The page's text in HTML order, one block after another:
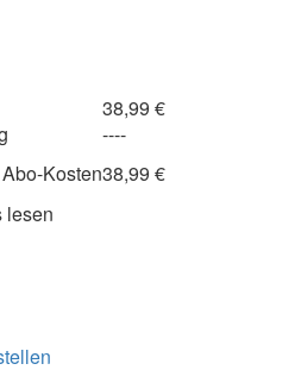
38,99 €
----
38,99 €
lesen